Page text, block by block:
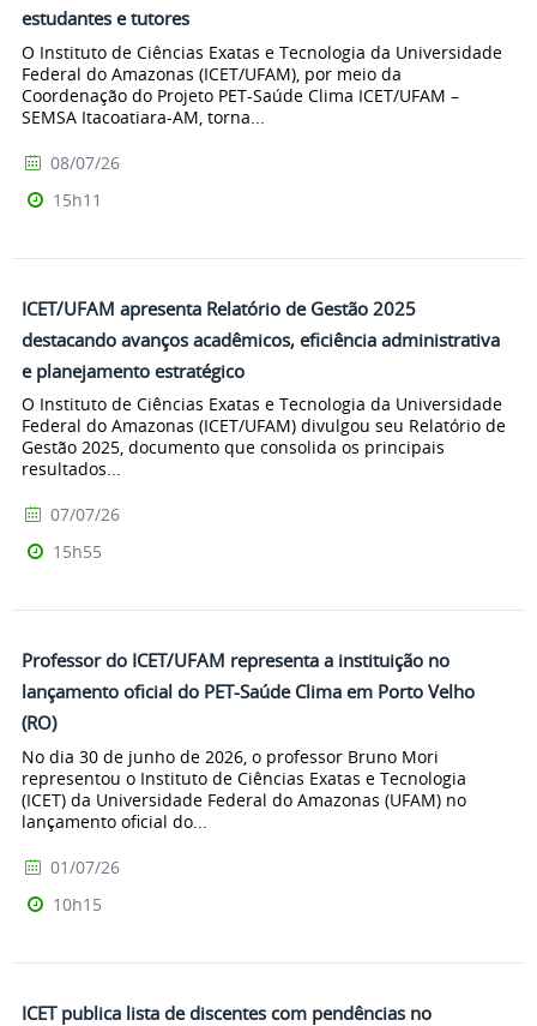
estudantes e tutores
O Instituto de Ciências Exatas e Tecnologia da Universidade
Federal do Amazonas (ICET/UFAM), por meio da
Coordenação do Projeto PET-Saúde Clima ICET/UFAM –
SEMSA Itacoatiara-AM, torna...
08/07/26
15h11
ICET/UFAM apresenta Relatório de Gestão 2025
destacando avanços acadêmicos, eficiência administrativa
e planejamento estratégico
O Instituto de Ciências Exatas e Tecnologia da Universidade
Federal do Amazonas (ICET/UFAM) divulgou seu Relatório de
Gestão 2025, documento que consolida os principais
resultados...
07/07/26
15h55
Professor do ICET/UFAM representa a instituição no
lançamento oficial do PET-Saúde Clima em Porto Velho
(RO)
No dia 30 de junho de 2026, o professor Bruno Mori
representou o Instituto de Ciências Exatas e Tecnologia
(ICET) da Universidade Federal do Amazonas (UFAM) no
lançamento oficial do...
01/07/26
10h15
ICET publica lista de discentes com pendências no